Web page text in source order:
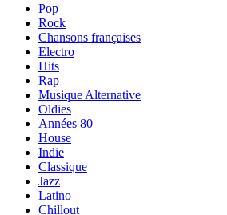
Pop
Rock
Chansons françaises
Electro
Hits
Rap
Musique Alternative
Oldies
Années 80
House
Indie
Classique
Jazz
Latino
Chillout